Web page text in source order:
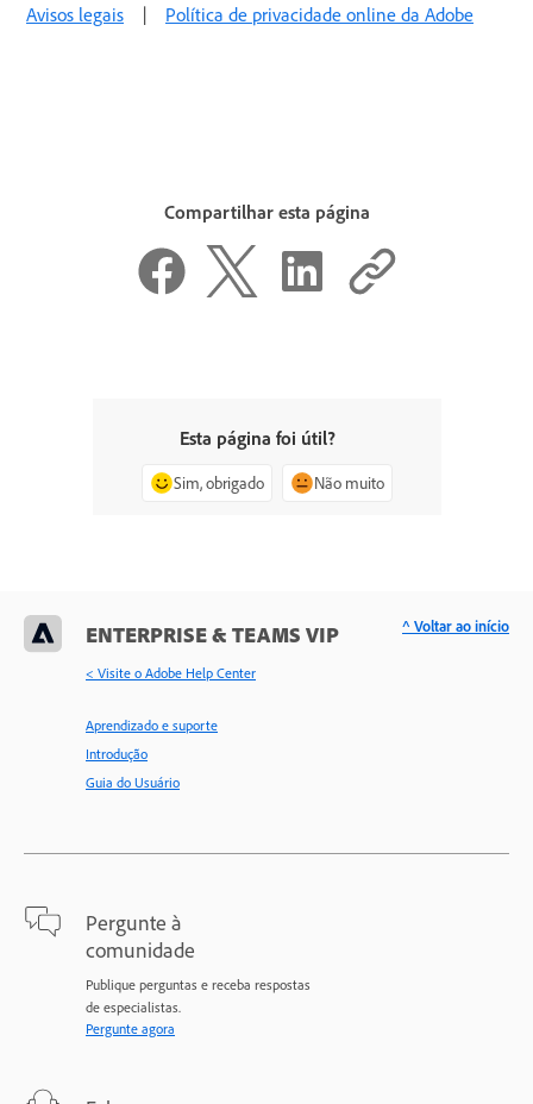
Avisos legais | Política de privacidade online da Adobe
Compartilhar esta página
Esta página foi útil?
Sim, obrigado Não muito
ENTERPRISE & TEAMS VIP
< Visite o Adobe Help Center
Aprendizado e suporte
Introdução
Guia do Usuário
Pergunte à
comunidade
Publique perguntas e receba respostas
de especialistas.
Pergunte agora
^ Voltar ao início